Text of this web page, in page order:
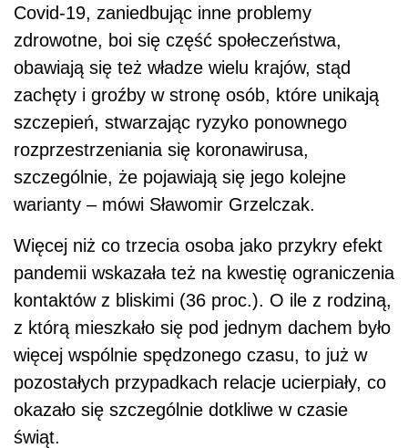
Covid-19, zaniedbując inne problemy
zdrowotne, boi się część społeczeństwa,
obawiają się też władze wielu krajów, stąd
zachęty i groźby w stronę osób, które unikają
szczepień, stwarzając ryzyko ponownego
rozprzestrzeniania się koronawirusa,
szczególnie, że pojawiają się jego kolejne
warianty – mówi Sławomir Grzelczak.
Więcej niż co trzecia osoba jako przykry efekt
pandemii wskazała też na kwestię ograniczenia
kontaktów z bliskimi (36 proc.). O ile z rodziną,
z którą mieszkało się pod jednym dachem było
więcej wspólnie spędzonego czasu, to już w
pozostałych przypadkach relacje ucierpiały, co
okazało się szczególnie dotkliwe w czasie
świąt.